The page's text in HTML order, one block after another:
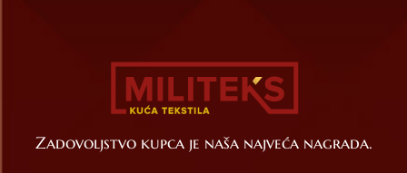
Zadovoljstvo kupca je naša najveća nagrada.